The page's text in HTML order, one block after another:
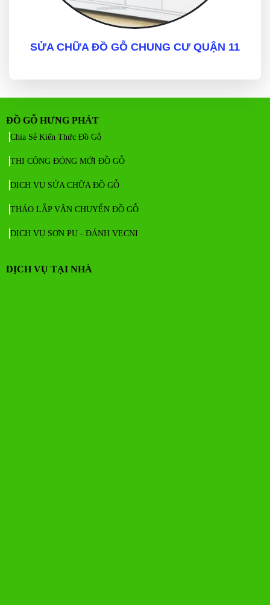
SỬA CHỮA ĐỒ GỖ CHUNG CƯ QUẬN 11
ĐỒ GỖ HƯNG PHÁT
Chia Sẻ Kiến Thức Đồ Gỗ
THI CÔNG ĐÓNG MỚI ĐỒ GỖ
DỊCH VỤ SỬA CHỮA ĐỒ GỖ
THÁO LẮP VẬN CHUYỂN ĐỒ GỖ
DỊCH VỤ SƠN PU - ĐÁNH VECNI
DỊCH VỤ TẠI NHÀ